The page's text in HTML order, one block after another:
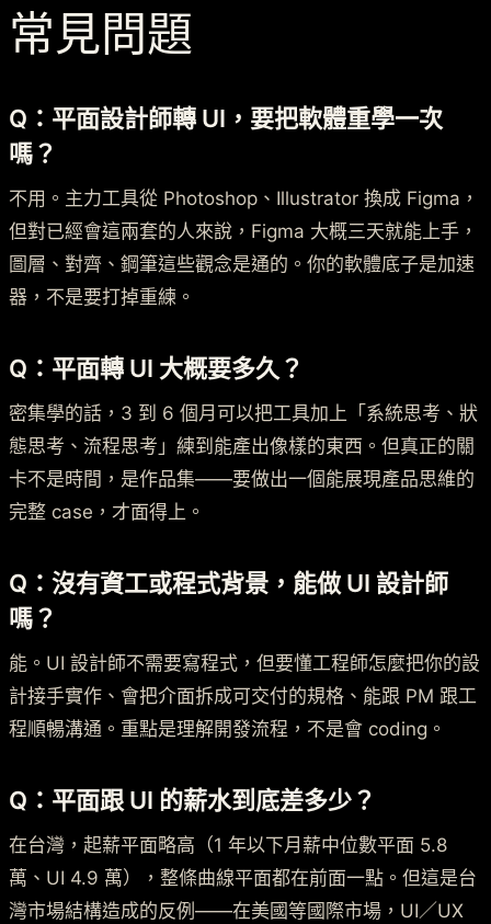
常見問題
Q：平面設計師轉 UI，要把軟體重學一次
嗎？
不用。主力工具從 Photoshop、Illustrator 換成 Figma，
但對已經會這兩套的人來說，Figma 大概三天就能上手，
圖層、對齊、鋼筆這些觀念是通的。你的軟體底子是加速
器，不是要打掉重練。
Q：平面轉 UI 大概要多久？
密集學的話，3 到 6 個月可以把工具加上「系統思考、狀
態思考、流程思考」練到能產出像樣的東西。但真正的關
卡不是時間，是作品集——要做出一個能展現產品思維的
完整 case，才面得上。
Q：沒有資工或程式背景，能做 UI 設計師
嗎？
能。UI 設計師不需要寫程式，但要懂工程師怎麼把你的設
計接手實作、會把介面拆成可交付的規格、能跟 PM 跟工
程順暢溝通。重點是理解開發流程，不是會 coding。
Q：平面跟 UI 的薪水到底差多少？
在台灣，起薪平面略高（1 年以下月薪中位數平面 5.8
萬、UI 4.9 萬），整條曲線平面都在前面一點。但這是台
灣市場結構造成的反例——在美國等國際市場，UI／UX